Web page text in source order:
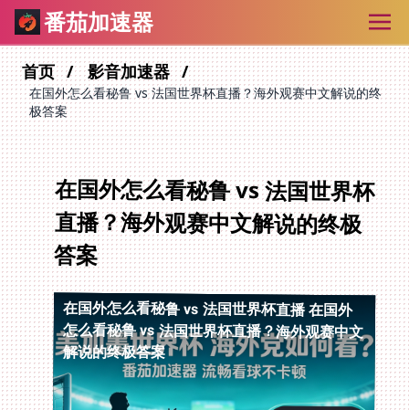
番茄加速器
首页 影音加速器
在国外怎么看秘鲁 vs 法国世界杯直播？海外观赛中文解说的终
极答案
在国外怎么看秘鲁 vs 法国世界杯
直播？海外观赛中文解说的终极
答案
在国外怎么看秘鲁 vs 法国世界杯直播 在国外
怎么看秘鲁 vs 法国世界杯直播？海外观赛中文
解说的终极答案